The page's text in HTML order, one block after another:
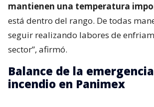
mantienen una temperatura
está dentro del rango. De todas
seguir realizando labores de
sector”, afirmó.
Balance de la
incendio en Panimex